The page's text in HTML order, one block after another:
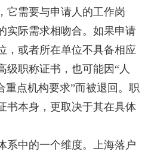
需要与申请人的工作岗
实际需求相吻合。如果申请
，或者所在单位不具备相应
级职称证书，也可能因“人
重点机构要求”而被退回。职
书本身，更取决于其在具体
中的一个维度。上海落户